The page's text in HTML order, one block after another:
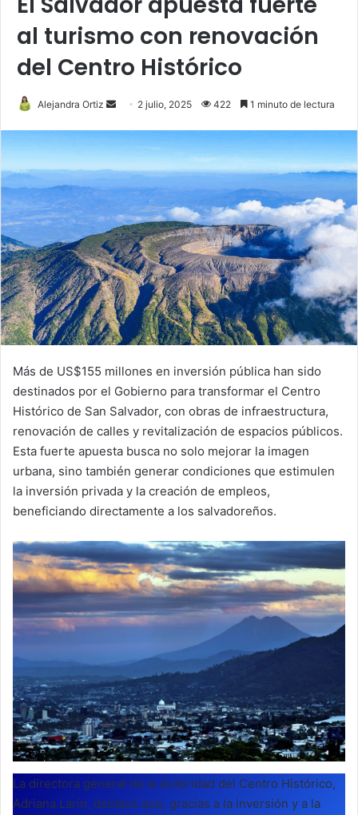
al turismo con renovación
del Centro Histórico
Alejandra Ortiz
Send 2 julio, 2025 422 1 minuto de lectura
Más de US$155 millones en inversión pública han sido
destinados por el Gobierno para transformar el Centro
Histórico de San Salvador, con obras de infraestructura,
renovación de calles y revitalización de espacios públicos.
Esta fuerte apuesta busca no solo mejorar la imagen
urbana, sino también generar condiciones que estimulen
la inversión privada y la creación de empleos,
beneficiando directamente a los salvadoreños.
La directora general de la Autoridad del Centro Histórico,
Adriana Larín, destacó que, gracias a la inversión y a la